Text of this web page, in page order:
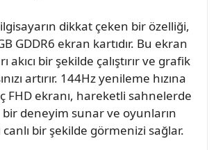
dikkat çeken bir özelliği,
GDDR6 ekran kartıdır. Bu ekran
akıcı bir şekilde çalıştırır ve grafik
artırır. 144Hz yenileme hızına
FHD ekranı, hareketli sahnelerde
bir deneyim sunar ve oyunların
canlı bir şekilde görmenizi sağlar.